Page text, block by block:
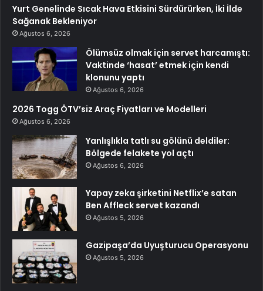
Yurt Genelinde Sıcak Hava Etkisini Sürdürürken, İki İlde
Sağanak Bekleniyor
Ağustos 6, 2026
Ölümsüz olmak için servet harcamıştı:
Vaktinde ‘hasat’ etmek için kendi
klonunu yaptı
Ağustos 6, 2026
2026 Togg ÖTV’siz Araç Fiyatları ve Modelleri
Ağustos 6, 2026
Yanlışlıkla tatlı su gölünü deldiler:
Bölgede felakete yol açtı
Ağustos 6, 2026
Yapay zeka şirketini Netflix’e satan
Ben Affleck servet kazandı
Ağustos 5, 2026
Gazipaşa’da Uyuşturucu Operasyonu
Ağustos 5, 2026